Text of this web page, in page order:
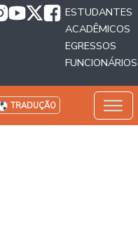
ESTUDANTES
ACADÊMICOS
EGRESSOS
FUNCIONÁRIOS
TRADUÇÃO